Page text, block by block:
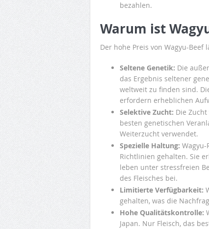
bezahlen.
Warum ist
Der hohe Preis von Wagyu-
Seltene Genetik: Die
das Ergebnis seltener
weltweit zu finden sind.
erfordern erheblichen
Selektive Zucht: Die
besten genetischen
Weiterzucht verwendet.
Spezielle Haltung:
Richtlinien gehalten. Sie
leben unter stressfreien
des Fleisches bei.
Limitierte Verfügbarkeit:
gehalten, was die
Hohe Qualitätskontrolle:
Japan. Nur Fleisch, das